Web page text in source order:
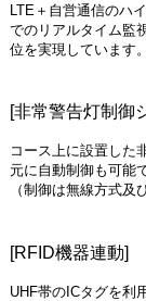
LTE＋自営通信のハ
でのリアルタイム監
位を実現しています。
[非常警告灯制御
コース上に設置した
元に自動制御も可能
（制御は無線方式及
[RFID機器連動]
UHF帯のICタグを利